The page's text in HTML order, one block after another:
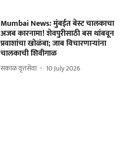
Mumbai News: मुंबईत बेस्ट चालकाचा
अजब कारनामा! शेवपुरीसाठी बस थांबवून
प्रवाशांचा खोळंबा; जाब विचारणाऱ्यांना
चालकाची शिवीगाळ
सकाळ वृत्तसेवा 10 July 2026